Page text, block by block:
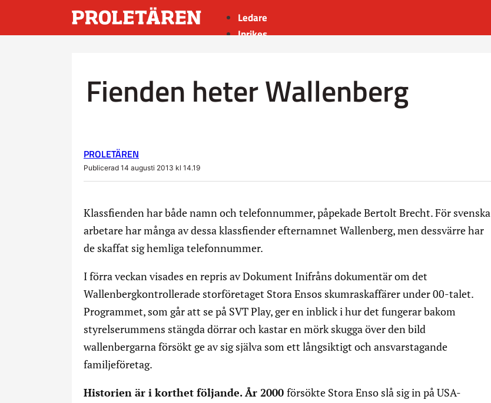
Ledare
Inrikes
Sport
Insänt
Fienden heter Wallenberg
PROLETÄREN
Publicerad 14 augusti 2013 kl 14.19
Klassfienden har både namn och telefonnummer, påpekade Bertolt Brecht. För svenska
arbetare har många av dessa klassfiender efternamnet Wallenberg, men dessvärre har
de skaffat sig hemliga telefonnummer.
I förra veckan visades en repris av Dokument Inifråns dokumentär om det
Wallenbergkontrollerade storföretaget Stora Ensos skumraskaffärer under 00-talet.
Programmet, som går att se på SVT Play, ger en inblick i hur det fungerar bakom
styrelserummens stängda dörrar och kastar en mörk skugga över den bild
wallenbergarna försökt ge av sig själva som ett långsiktigt och ansvarstagande
familjeföretag.
Historien är i korthet följande. År 2000 försökte Stora Enso slå sig in på USA-